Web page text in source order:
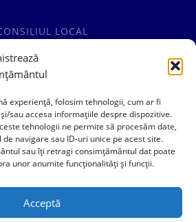
experiență, folosim tehnologii, cum ar fi
sau accesa informațiile despre dispozitive.
tehnologii ne permite să procesăm date,
navigare sau ID-uri unice pe acest site.
sau îți retragi consimțământul dat poate
unor anumite funcționalități și funcții.
Acceptă
LOCAL
SPECIALITATE
CONSILIUL LOCAL
0241769101